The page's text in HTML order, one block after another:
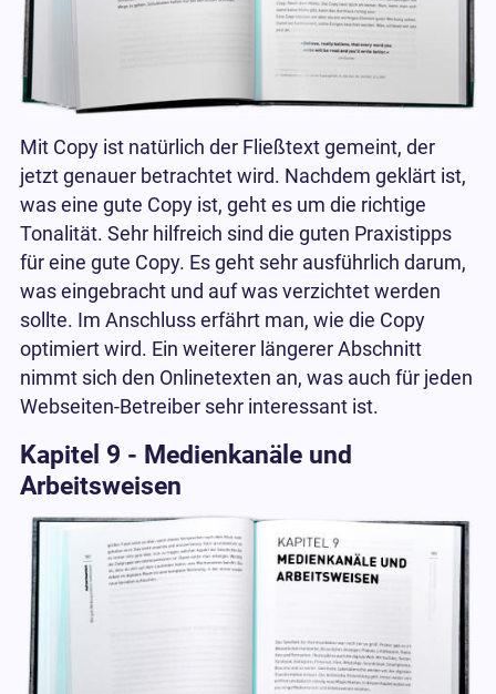
Mit Copy ist natürlich der Fließtext gemeint, der
jetzt genauer betrachtet wird. Nachdem geklärt ist,
was eine gute Copy ist, geht es um die richtige
Tonalität. Sehr hilfreich sind die guten Praxistipps
für eine gute Copy. Es geht sehr ausführlich darum,
was eingebracht und auf was verzichtet werden
sollte. Im Anschluss erfährt man, wie die Copy
optimiert wird. Ein weiterer längerer Abschnitt
nimmt sich den Onlinetexten an, was auch für jeden
Webseiten-Betreiber sehr interessant ist.
Kapitel 9 - Medienkanäle und
Arbeitsweisen